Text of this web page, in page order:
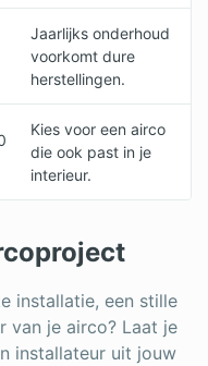
Jaarlijks onderhoud
voorkomt dure
herstellingen.
Kies voor een airco
die ook past in je
interieur.
installatie, een stille
van je airco? Laat je
installateur uit jouw